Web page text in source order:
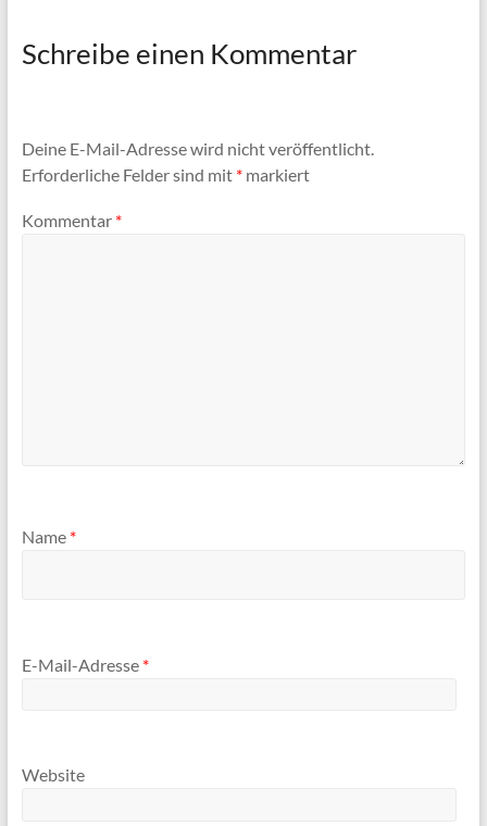
Schreibe einen Kommentar
Deine E-Mail-Adresse wird nicht veröffentlicht.
Erforderliche Felder sind mit *markiert
Kommentar *
Name *
E-Mail-Adresse *
Website